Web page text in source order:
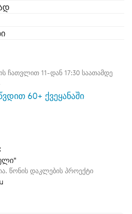
ჩათვლით 11-დან 17:30 საათამდე
60+ ქვეყანაში
წონის დაკლების პროექტი